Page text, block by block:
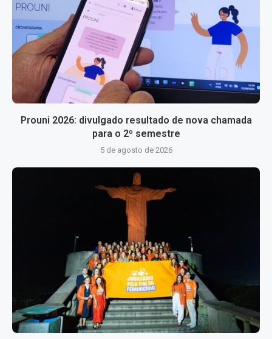
Prouni 2026: divulgado resultado de nova chamada
para o 2º semestre
5 de agosto de 2026